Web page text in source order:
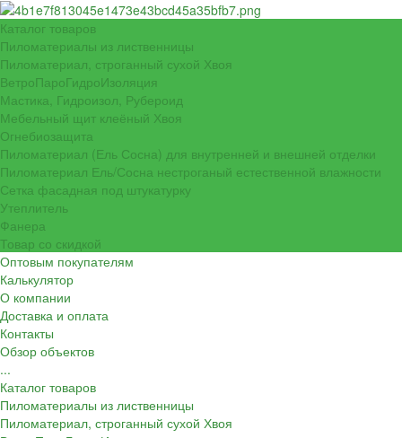
Каталог товаров
Пиломатериалы из лиственницы
Пиломатериал, строганный сухой Хвоя
ВетроПароГидроИзоляция
Мастика, Гидроизол, Рубероид
Мебельный щит клеёный Хвоя
Огнебиозащита
Пиломатериал (Ель Сосна) для внутренней и внешней отделки
Пиломатериал Ель/Сосна нестроганый естественной влажности
Сетка фасадная под штукатурку
Утеплитель
Фанера
Товар со скидкой
Оптовым покупателям
Калькулятор
О компании
Доставка и оплата
Контакты
Обзор объектов
...
Каталог товаров
Пиломатериалы из лиственницы
Пиломатериал, строганный сухой Хвоя